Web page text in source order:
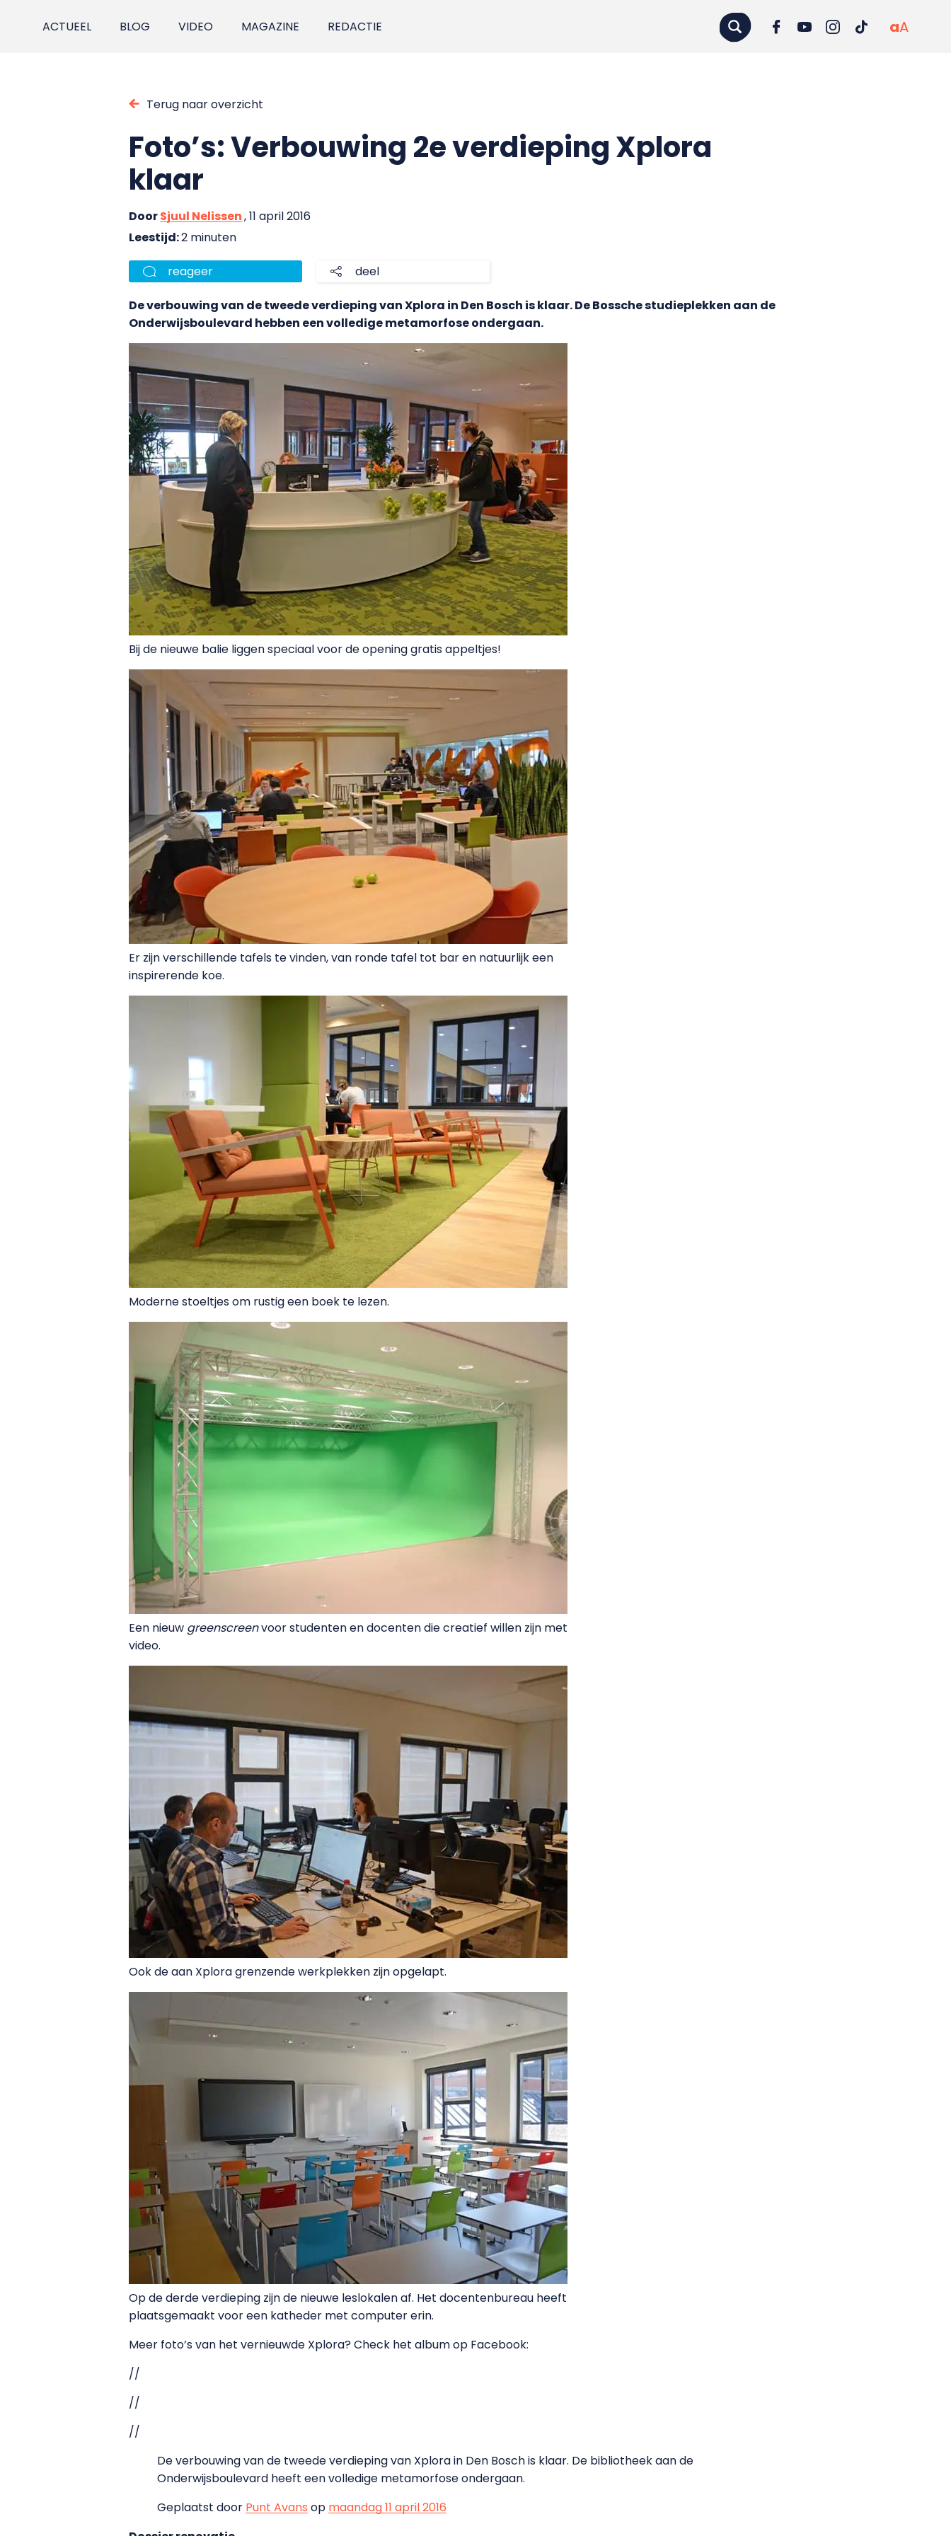
ACTUEEL BLOG VIDEO MAGAZINE REDACTIE aA
Terug naar overzicht
Foto’s: Verbouwing 2e verdieping Xplora
klaar
DoorSjuul Nelissen, 11 april 2016
Leestijd:2 minuten
reageer deel
De verbouwing van de tweede verdieping van Xplora in Den Bosch is klaar. De Bossche studieplekken aan de
Onderwijsboulevard hebben een volledige metamorfose ondergaan.
Bij de nieuwe balie liggen speciaal voor de opening gratis appeltjes!
Er zijn verschillende tafels te vinden, van ronde tafel tot bar en natuurlijk een
inspirerende koe.
Moderne stoeltjes om rustig een boek te lezen.
Een nieuw greenscreenvoor studenten en docenten die creatief willen zijn met
video.
Ook de aan Xplora grenzende werkplekken zijn opgelapt.
Op de derde verdieping zijn de nieuwe leslokalen af. Het docentenbureau heeft
plaatsgemaakt voor een katheder met computer erin.
Meer foto’s van het vernieuwde Xplora? Check het album op Facebook:
//
//
//
De verbouwing van de tweede verdieping van Xplora in Den Bosch is klaar. De bibliotheek aan de
Onderwijsboulevard heeft een volledige metamorfose ondergaan.
Geplaatst door Punt Avans op maandag 11 april 2016